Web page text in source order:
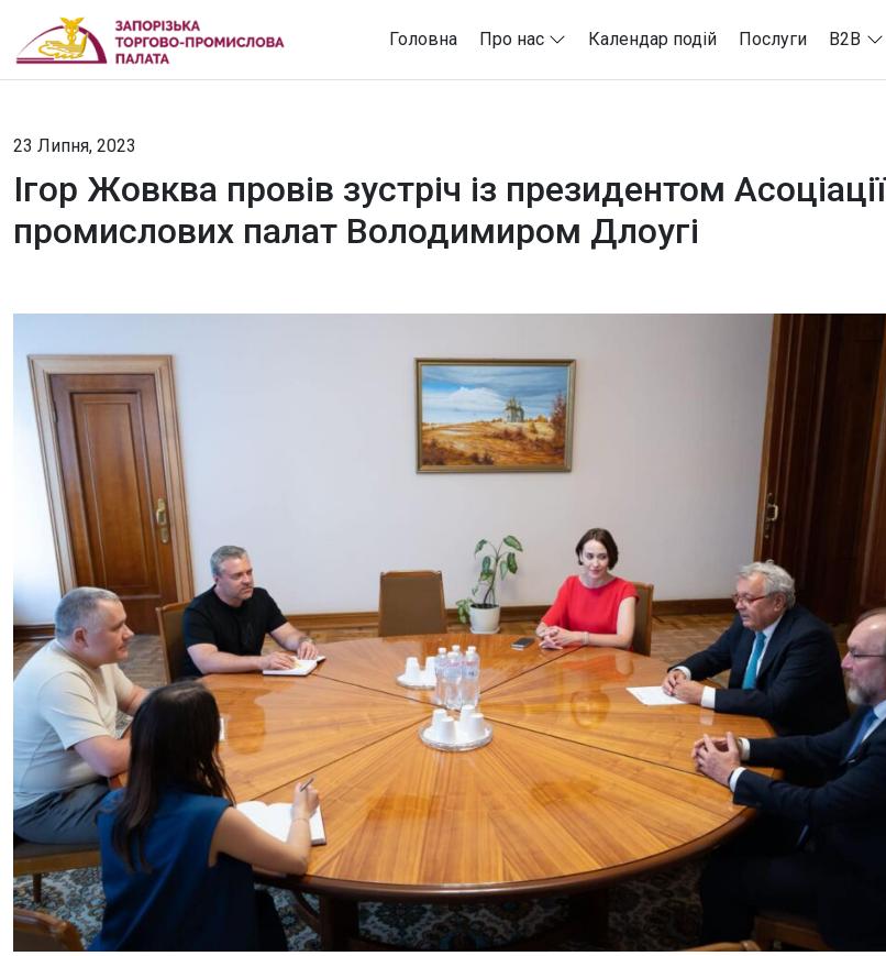
Головна Про нас Календар подій Послуги B2B
23 Липня, 2023
Ігор Жовква провів зустріч із президентом
промислових палат Володимиром Длоугі